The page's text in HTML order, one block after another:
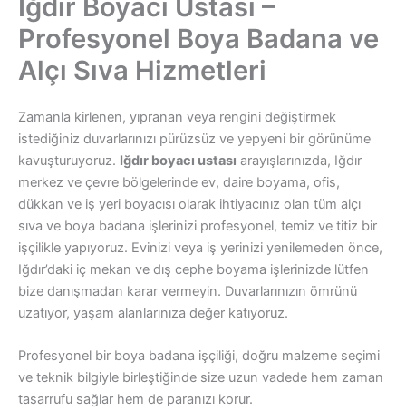
Iğdır Boyacı Ustası –
Profesyonel Boya Badana ve
Alçı Sıva Hizmetleri
Zamanla kirlenen, yıpranan veya rengini değiştirmek
istediğiniz duvarlarınızı pürüzsüz ve yepyeni bir görünüme
kavuşturuyoruz. Iğdır boyacı ustası arayışlarınızda, Iğdır
merkez ve çevre bölgelerinde ev, daire boyama, ofis,
dükkan ve iş yeri boyacısı olarak ihtiyacınız olan tüm alçı
sıva ve boya badana işlerinizi profesyonel, temiz ve titiz bir
işçilikle yapıyoruz. Evinizi veya iş yerinizi yenilemeden önce,
Iğdır’daki iç mekan ve dış cephe boyama işlerinizde lütfen
bize danışmadan karar vermeyin. Duvarlarınızın ömrünü
uzatıyor, yaşam alanlarınıza değer katıyoruz.
Profesyonel bir boya badana işçiliği, doğru malzeme seçimi
ve teknik bilgiyle birleştiğinde size uzun vadede hem zaman
tasarrufu sağlar hem de paranızı korur.